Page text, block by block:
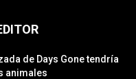
de Days Gone tendría
animales